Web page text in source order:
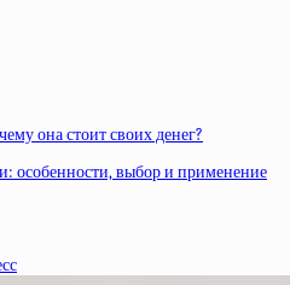
она стоит своих денег?
особенности, выбор и применение